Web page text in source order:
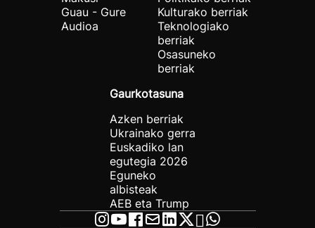
Guau - Gure
Audioa
Kulturako berriak
Teknologiako
berriak
Osasuneko
berriak
Gaurkotasuna
Azken berriak
Ukrainako gerra
Euskadiko lan
egutegia 2026
Eguneko
albisteak
AEB eta Trump